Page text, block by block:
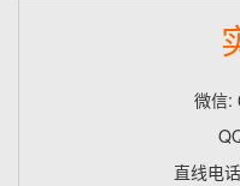
微信:
直线电